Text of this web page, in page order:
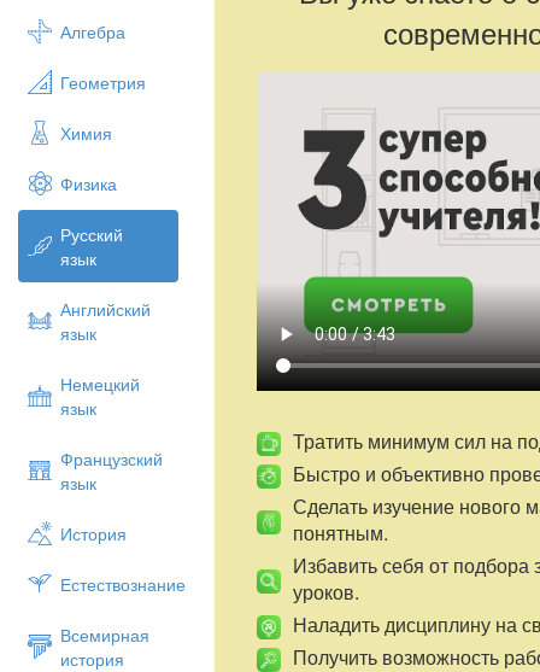
Алгебра
Геометрия
Химия
Физика
Русский
язык
Английский
язык
Немецкий
язык
Французский
язык
История
Естествознание
Всемирная
история
выявить структурные типы
выявить семантические типы
Практическая ценностьнашей работы
занятиях по русскому языку и
исследовательской работы:
заключения, списка литературы.
Тратить минимум сил на
Быстро и объективно
Сделать изучение нового
понятным.
Избавить себя от подбора
уроков.
Наладить дисциплину на
Получить возможность